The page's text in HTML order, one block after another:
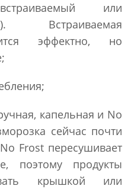
или
Встраиваемая
эффектно, но
капельная и No
сейчас почти
Frost пересушивает
поэтому продукты
крышкой или